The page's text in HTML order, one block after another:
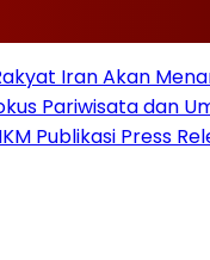
Iran Akan
Pariwisata dan
Publikasi Press